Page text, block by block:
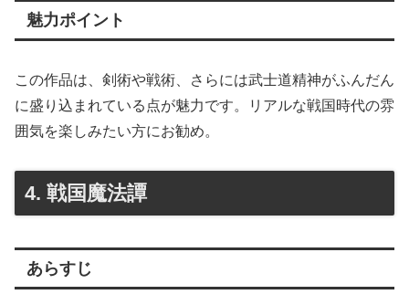
魅力ポイント
この作品は、剣術や戦術、さらには武士道精神がふんだん
に盛り込まれている点が魅力です。リアルな戦国時代の雰
囲気を楽しみたい方にお勧め。
4. 戦国魔法譚
あらすじ